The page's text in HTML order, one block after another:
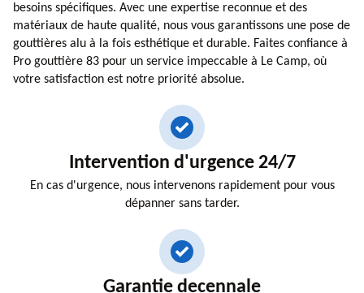
besoins spécifiques. Avec une expertise reconnue et des
matériaux de haute qualité, nous vous garantissons une pose de
gouttières alu à la fois esthétique et durable. Faites confiance à
Pro gouttière 83 pour un service impeccable à Le Camp, où
votre satisfaction est notre priorité absolue.
Intervention d'urgence 24/7
En cas d'urgence, nous intervenons rapidement pour vous
dépanner sans tarder.
Garantie decennale